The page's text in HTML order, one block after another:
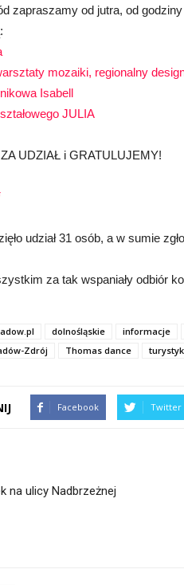
zapraszamy od jutra, od godziny
mozaiki, regionalny
Isabell
JULIA
UDZIAŁ i GRATULUJEMY!
udział 31 osób, a w sumie
za tak wspaniały odbiór
dolnośląskie informacje
Zdrój
Thomas dance
Facebook Twitter
na ulicy Nadbrzeżnej